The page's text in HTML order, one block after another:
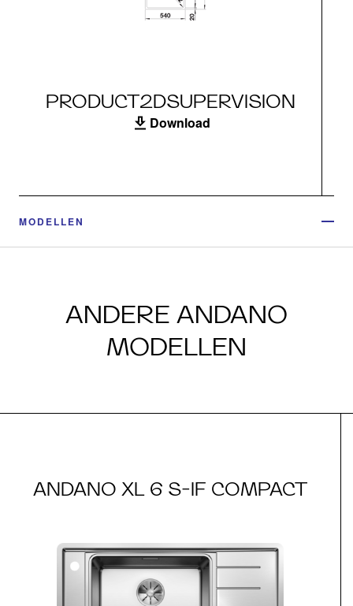
PRODUCT2DSUPERVISION
Download
MODELLEN
ANDERE ANDANO
MODELLEN
ANDANO XL 6 S-IF COMPACT